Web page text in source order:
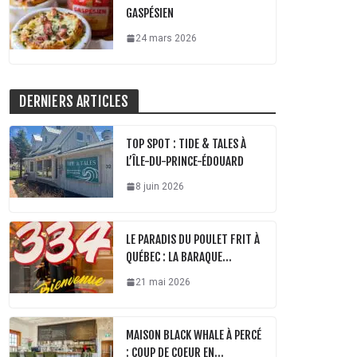
GASPÉSIEN
24 mars 2026
DERNIERS ARTICLES
TOP SPOT : TIDE & TALES À
L’ÎLE-DU-PRINCE-ÉDOUARD
8 juin 2026
LE PARADIS DU POULET FRIT À
QUÉBEC : LA BARAQUE…
21 mai 2026
MAISON BLACK WHALE À PERCÉ
: COUP DE COEUR EN…